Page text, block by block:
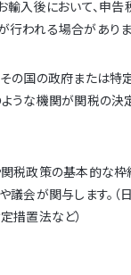
輸入後において、申
われる場合がありま
の国の政府または特
うな機関が関税の決
関税政策の基本的な
議会が関与します。（
措置法など）